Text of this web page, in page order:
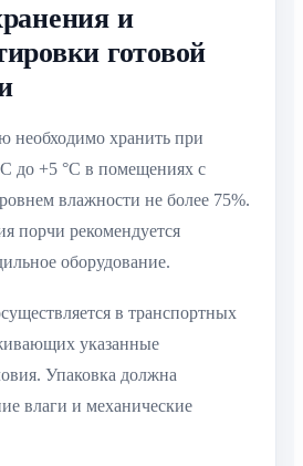
и
готовой
необходимо хранить при
до +5 °C в помещениях с
влажности не более 75%.
порчи рекомендуется
оборудование.
в транспортных
указанные
Упаковка должна
влаги и механические